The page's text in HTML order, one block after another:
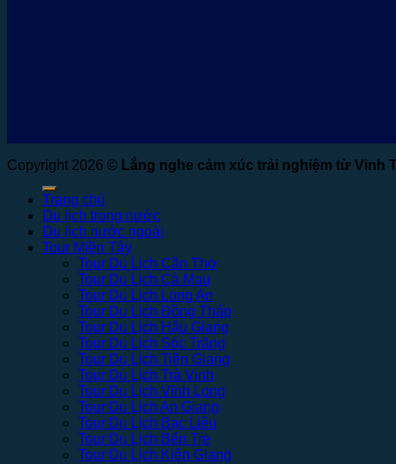
Copyright 2026 © Lắng nghe cảm xúc trải nghiệm từ Vinh
Trang chủ
Du lịch trong nước
Du lịch nước ngoài
Tour Miền Tây
Tour Du Lịch Cần Thơ
Tour Du Lịch Cà Mau
Tour Du Lịch Long An
Tour Du Lịch Đồng Tháp
Tour Du Lịch Hậu Giang
Tour Du Lịch Sóc Trăng
Tour Du Lịch Tiền Giang
Tour Du Lịch Trà Vinh
Tour Du Lịch Vĩnh Long
Tour Du Lịch An Giang
Tour Du Lịch Bạc Liêu
Tour Du Lịch Bến Tre
Tour Du Lịch Kiên Giang